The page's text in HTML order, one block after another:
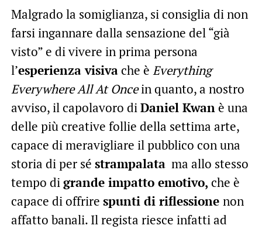
Malgrado la somiglianza, si consiglia di non
farsi ingannare dalla sensazione del “già
visto” e di vivere in prima persona
l’esperienza visivache è Everything
Everywhere All At Oncein quanto, a nostro
avviso, il capolavoro diDaniel Kwanè una
delle più creative follie della settima arte,
capace di meravigliare il pubblico con una
storia di per sé strampalatama allo stesso
tempo digrande impatto emotivo, che è
capace di offrire spunti di riflessione non
affatto banali. Il regista riesce infatti ad